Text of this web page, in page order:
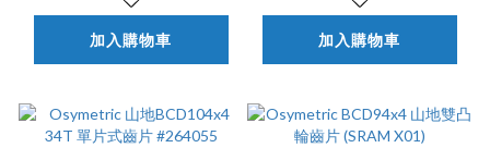
加入購物車 加入購物車